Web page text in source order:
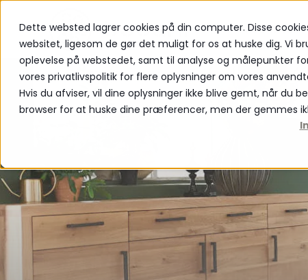
Dette websted lagrer cookies på din computer. Disse
websitet, ligesom de gør det muligt for os at huske dig. Vi
oplevelse på webstedet, samt til analyse og målepunkter
vores privatlivspolitik for flere oplysninger om vores
Hvis du afviser, vil dine oplysninger ikke blive gemt, når du
browser for at huske dine præferencer, men der gemmes
PRODUKTER